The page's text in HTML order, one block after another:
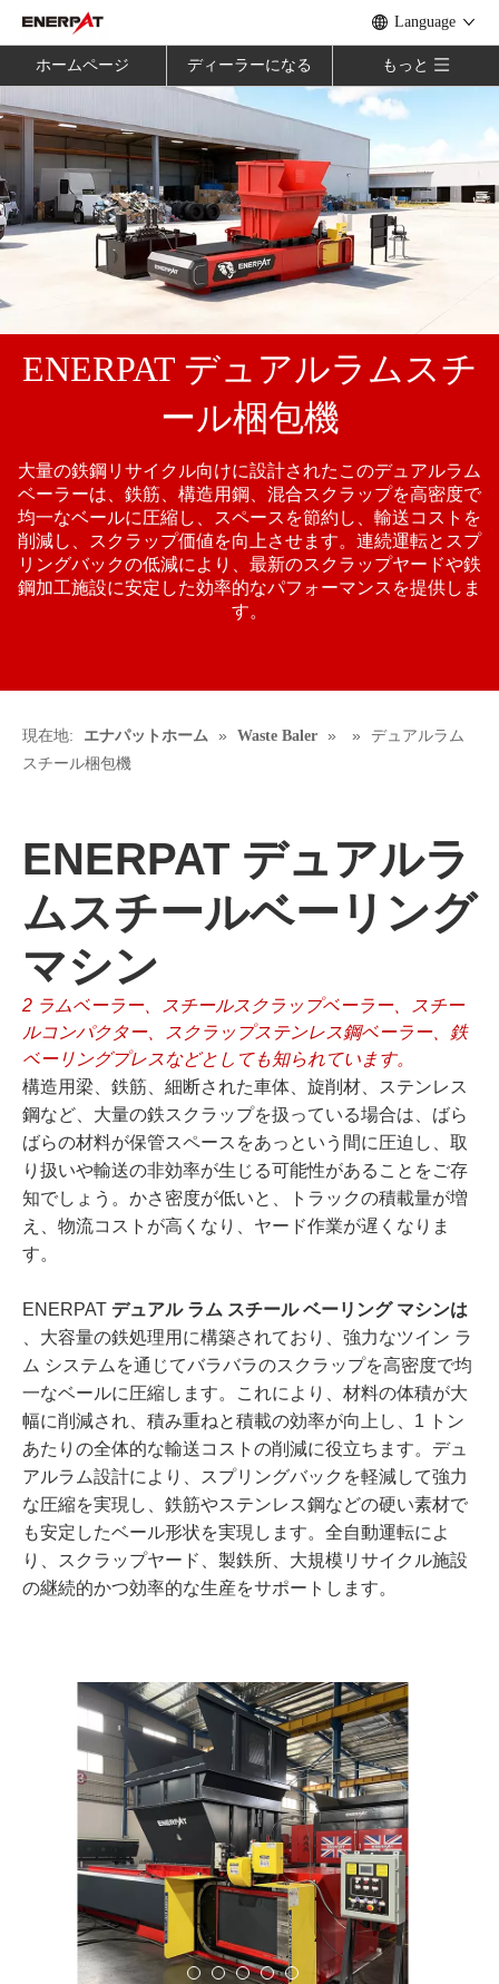
Language
ホームページ ディーラーになる もっと
ENERPAT デュアルラムスチ
ール梱包機
大量の鉄鋼リサイクル向けに設計されたこのデュアルラム
ベーラーは、鉄筋、構造用鋼、混合スクラップを高密度で
均一なベールに圧縮し、スペースを節約し、輸送コストを
削減し、スクラップ価値を向上させます。連続運転とスプ
リングバックの低減により、最新のスクラップヤードや鉄
鋼加工施設に安定した効率的なパフォーマンスを提供しま
す。
現在地: エナパットホーム » Waste Baler » »
デュアルラム
スチール梱包機
ENERPAT デュアルラ
ムスチールベーリング
マシン
2 ラムベーラー、スチールスクラップベーラー、スチー
ルコンパクター、スクラップステンレス鋼ベーラー、鉄
ベーリングプレスなどとしても知られています。
構造用梁、鉄筋、細断された車体、旋削材、ステンレス
鋼など、大量の鉄スクラップを扱っている場合は、ばら
ばらの材料が保管スペースをあっという間に圧迫し、取
り扱いや輸送の非効率が生じる可能性があることをご存
知でしょう。かさ密度が低いと、トラックの積載量が増
え、物流コストが高くなり、ヤード作業が遅くなりま
す。
ENERPAT デュアル ラム スチール ベーリング マシンは
、大容量の鉄処理用に構築されており、強力なツイン ラ
ム システムを通じてバラバラのスクラップを高密度で均
一なベールに圧縮します。これにより、材料の体積が大
幅に削減され、積み重ねと積載の効率が向上し、1 トン
あたりの全体的な輸送コストの削減に役立ちます。デュ
アルラム設計により、スプリングバックを軽減して強力
な圧縮を実現し、鉄筋やステンレス鋼などの硬い素材で
も安定したベール形状を実現します。全自動運転によ
り、スクラップヤード、製鉄所、大規模リサイクル施設
の継続的かつ効率的な生産をサポートします。